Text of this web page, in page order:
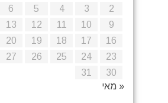
2
3
4
5
6
9
10
11
12
13
16
17
18
19
20
23
24
25
26
27
30
31
« מאי